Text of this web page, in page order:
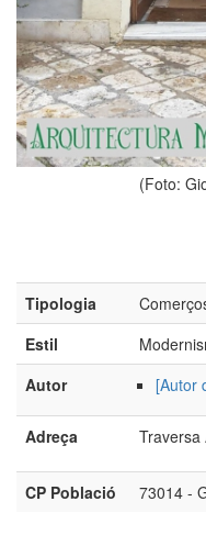
(Foto:
Tipologia
Estil
Autor
[Autor
Adreça Traversa
CP Població 73014 -